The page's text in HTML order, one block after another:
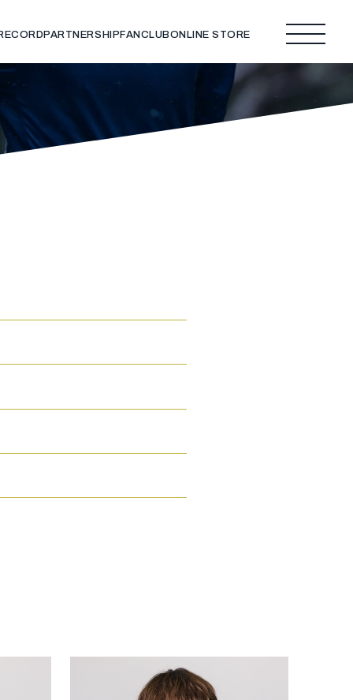
PARTNERSHIP FANCLUBONLINE STORE